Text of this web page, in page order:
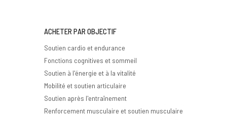
ACHETER PAR OBJECTIF
Soutien cardio et endurance
Fonctions cognitives et sommeil
Soutien à l'énergie et à la vitalité
Mobilité et soutien articulaire
Soutien après l'entraînement
Renforcement musculaire et soutien musculaire